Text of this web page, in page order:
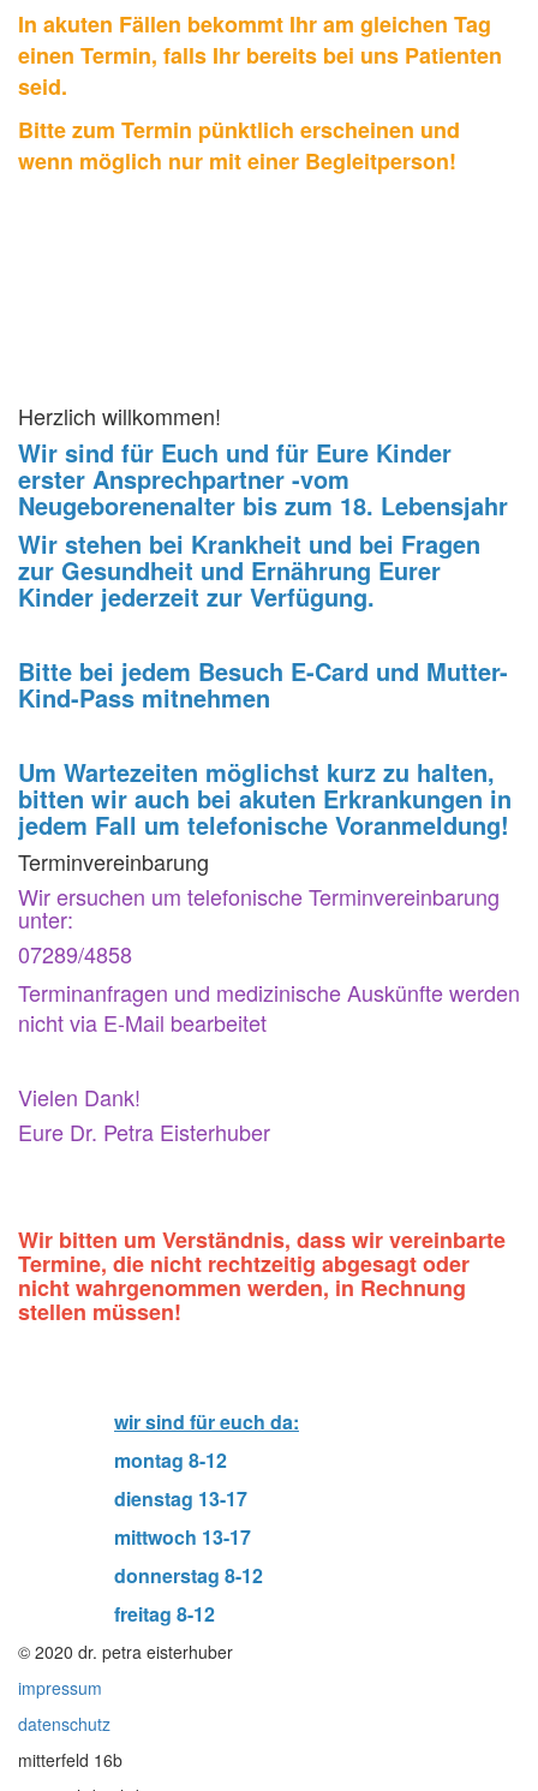
In akuten Fällen bekommt Ihr am gleichen Tag
einen Termin, falls Ihr bereits bei uns Patienten
seid.
Bitte zum Termin pünktlich erscheinen und
wenn möglich nur mit einer Begleitperson!
Herzlich willkommen!
Wir sind für Euch und für Eure Kinder
erster Ansprechpartner -vom
Neugeborenenalter bis zum 18. Lebensjahr
Wir stehen bei Krankheit und bei Fragen
zur Gesundheit und Ernährung Eurer
Kinder jederzeit zur Verfügung.
Bitte bei jedem Besuch E-Card und Mutter-
Kind-Pass mitnehmen
Um Wartezeiten möglichst kurz zu halten,
bitten wir auch bei akuten Erkrankungen in
jedem Fall um telefonische Voranmeldung!
Terminvereinbarung
Wir ersuchen um telefonische Terminvereinbarung
unter:
07289/4858
Terminanfragen und medizinische Auskünfte werden
nicht via E-Mail bearbeitet
Vielen Dank!
Eure Dr. Petra Eisterhuber
Wir bitten um Verständnis, dass wir vereinbarte
Termine, die nicht rechtzeitig abgesagt oder
nicht wahrgenommen werden, in Rechnung
stellen müssen!
wir sind für euch da:
montag 8-12
dienstag 13-17
mittwoch 13-17
donnerstag 8-12
freitag 8-12
© 2020 dr. petra eisterhuber
impressum
datenschutz
mitterfeld 16b